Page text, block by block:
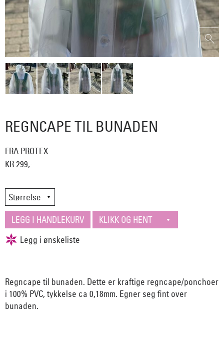
REGNCAPE TIL BUNADEN
FRA PROTEX
KR 299,-
Regncape til bunaden. Dette er kraftige regncape/ponchoer
i 100% PVC, tykkelse ca 0,18mm. Egner seg fint over
bunaden.